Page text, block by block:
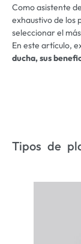
Como asistente
exhaustivo de los
seleccionar el
En este artículo,
ducha, sus
Tipos de